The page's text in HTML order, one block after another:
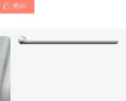
 赞(0)
香港元朗 路易威登LOUIS